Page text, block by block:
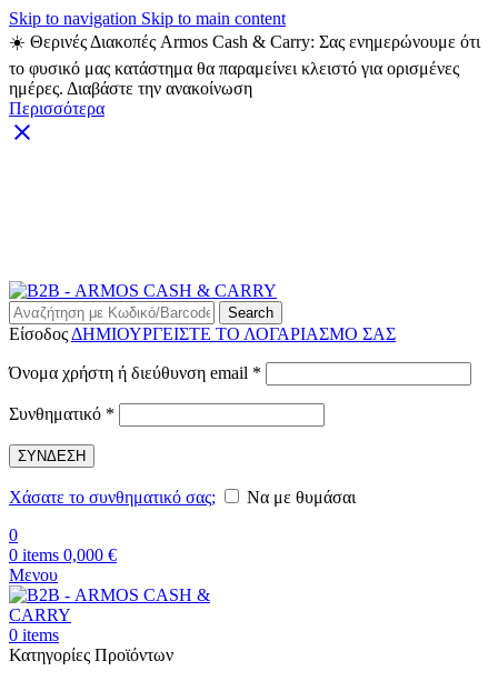
Skip to navigation Skip to main content
☀️ Θερινές Διακοπές Armos Cash & Carry: Σας ενημερώνουμε ότι
το φυσικό μας κατάστημα θα παραμείνει κλειστό για ορισμένες
ημέρες. Διαβάστε την ανακοίνωση
Περισσότερα
Search
Είσοδος ΔΗΜΙΟΥΡΓΕΙΣΤΕ ΤΟ ΛΟΓΑΡΙΑΣΜΟ ΣΑΣ
Όνομα χρήστη ή διεύθυνση email *
Συνθηματικό *
ΣΥΝΔΕΣΗ
Χάσατε το συνθηματικό σας;
Να με θυμάσαι
0
0 items 0,000 €
Μενου
0 items
Κατηγορίες Προϊόντων